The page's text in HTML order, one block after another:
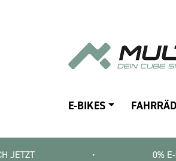
E-BIKES
0% E-BIKE